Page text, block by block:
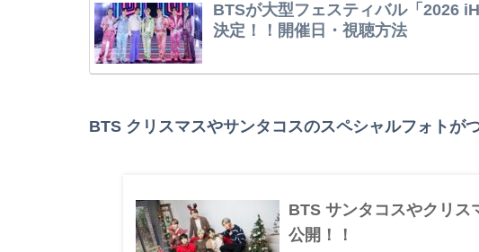
BTSが大型フェスティバル「2026
決定！！開催日・視聴方法
BTS クリスマスやサンタコスのスペシャルフォトが
BTS サンタコスやクリス
公開！！